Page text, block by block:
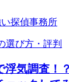
選び方・評判
浮気調査！